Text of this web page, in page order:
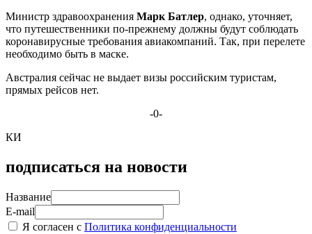
Министр здравоохранения Марк Батлер, однако, уточняет,
что путешественники по-прежнему должны будут соблюдать
коронавирусные требования авиакомпаний. Так, при перелете
необходимо быть в маске.
Австралия сейчас не выдает визы российским туристам,
прямых рейсов нет.
-0-
КИ
подписаться на новости
Название
E-mail
Я согласен с Политика конфиденциальности